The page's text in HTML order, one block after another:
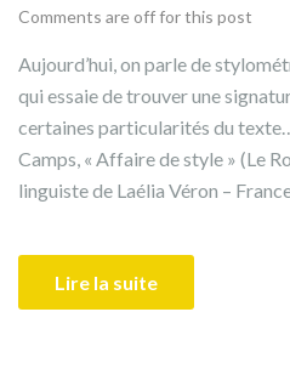
Comments are off for this post
Aujourd’hui, on parle de
qui essaie de trouver une
certaines particularités du
Camps, « Affaire de style » (Le
linguiste de Laélia Véron –
Lire la suite